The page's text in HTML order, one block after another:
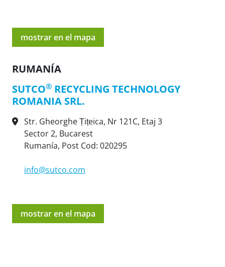
mostrar en el mapa
RUMANÍA
SUTCO® RECYCLING TECHNOLOGY
ROMANIA SRL.
Str. Gheorghe Țițeica, Nr 121C, Etaj 3
Sector 2, Bucarest
Rumanía, Post Cod: 020295
info@sutco.com
mostrar en el mapa